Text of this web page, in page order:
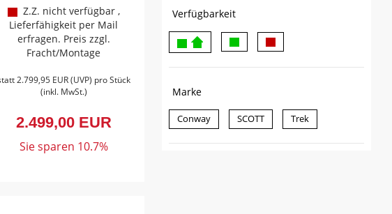
Z.Z. nicht verfügbar ,
Lieferfähigkeit per Mail
erfragen. Preis zzgl.
Fracht/Montage
2.799,95 EUR(UVP) pro Stück
(inkl. MwSt.)
2.499,00 EUR
Sie sparen 10.7%
Verfügbarkeit
Marke
Conway SCOTT Trek